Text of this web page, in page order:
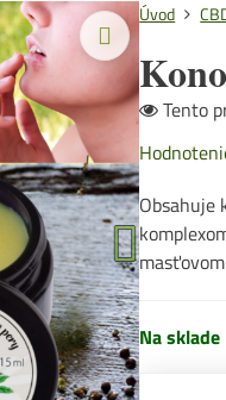
Úvod
Tento
Obsahuje
Na sklade